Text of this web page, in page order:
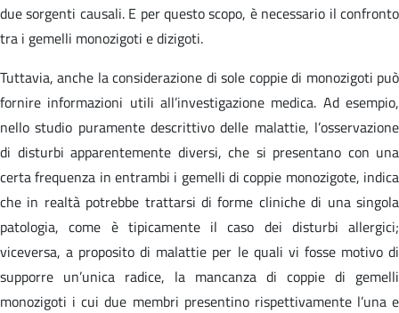
due sorgenti causali. E per questo scopo, è necessario il confronto
tra i gemelli monozigoti e dizigoti.
Tuttavia, anche la considerazione di sole coppie di monozigoti può
fornire informazioni utili all’investigazione medica. Ad esempio,
nello studio puramente descrittivo delle malattie, l’osservazione
di disturbi apparentemente diversi, che si presentano con una
certa frequenza in entrambi i gemelli di coppie monozigote, indica
che in realtà potrebbe trattarsi di forme cliniche di una singola
patologia, come è tipicamente il caso dei disturbi allergici;
viceversa, a proposito di malattie per le quali vi fosse motivo di
supporre un’unica radice, la mancanza di coppie di gemelli
monozigoti i cui due membri presentino rispettivamente l’una e